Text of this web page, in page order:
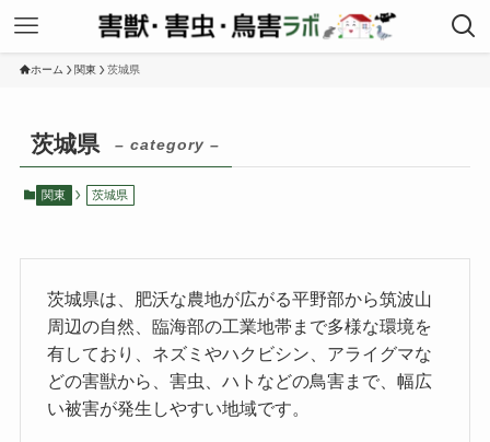
ホーム 関東 茨城県
茨城県 – category –
関東 茨城県
茨城県は、肥沃な農地が広がる平野部から筑波山
周辺の自然、臨海部の工業地帯まで多様な環境を
有しており、ネズミやハクビシン、アライグマな
どの害獣から、害虫、ハトなどの鳥害まで、幅広
い被害が発生しやすい地域です。